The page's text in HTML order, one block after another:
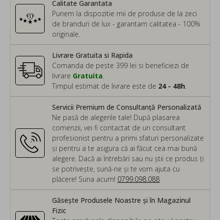
Calitate Garantata
Punem la dispozitie mii de produse de la zeci
de branduri de lux - garantam calitatea - 100%
originale.
Servicii Premium de Consultanță Personalizată
Ne pasă de alegerile tale! După plasarea
comenzii, vei fi contactat de un consultant
profesionist pentru a primi sfaturi personalizate
și pentru a te asigura că ai făcut cea mai bună
alegere. Dacă ai întrebări sau nu știi ce produs ți
se potrivește, sună-ne și te vom ajuta cu
plăcere! Suna acum! 0799.098.088
Livrare Gratuita si Rapida
Comanda de peste 399 lei si beneficiezi de
livrare Gratuita
Timpul estimat de livrare este de 24 - 48h
Găsește Produsele Noastre și în Magazinul
Fizic